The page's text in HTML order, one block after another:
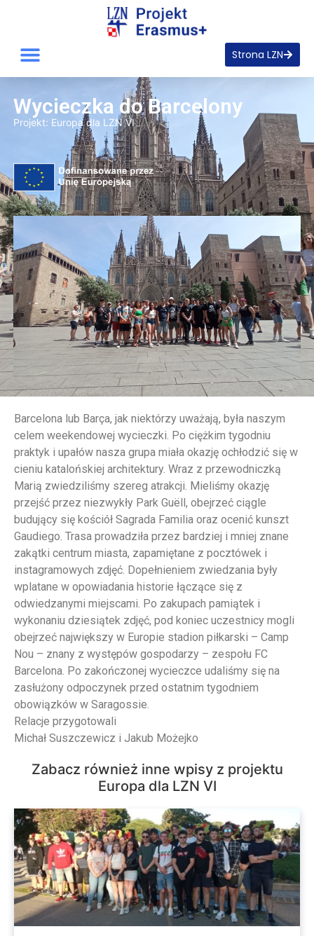
Strona LZN
Wycieczka do Barcelony
Projekt: Europa dla LZN VI
Barcelona lub Barça, jak niektórzy uważają, była naszym
celem weekendowej wycieczki. Po ciężkim tygodniu
praktyk i upałów nasza grupa miała okazję ochłodzić się w
cieniu katalońskiej architektury. Wraz z przewodniczką
Marią zwiedziliśmy szereg atrakcji. Mieliśmy okazję
przejść przez niezwykły Park Guëll, obejrzeć ciągle
budujący się kościół Sagrada Familia oraz ocenić kunszt
Gaudiego. Trasa prowadziła przez bardziej i mniej znane
zakątki centrum miasta, zapamiętane z pocztówek i
instagramowych zdjęć. Dopełnieniem zwiedzania były
wplatane w opowiadania historie łączące się z
odwiedzanymi miejscami. Po zakupach pamiątek i
wykonaniu dziesiątek zdjęć, pod koniec uczestnicy mogli
obejrzeć największy w Europie stadion piłkarski – Camp
Nou – znany z występów gospodarzy – zespołu FC
Barcelona. Po zakończonej wycieczce udaliśmy się na
zasłużony odpoczynek przed ostatnim tygodniem
obowiązków w Saragossie.
Relacje przygotowali
Michał Suszczewicz i Jakub Możejko
Zabacz również inne wpisy z projektu
Europa dla LZN VI